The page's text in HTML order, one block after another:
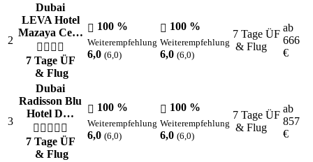
2
Dubai
LEVA Hotel
Mazaya Ce…
7 Tage ÜF
& Flug
100 %
Weiterempfehlung
6,0 (6,0)
100 %
Weiterempfehlung
6,0 (6,0)
7 Tage ÜF
& Flug
ab
666
€
3
Dubai
Radisson Blu
Hotel D…
7 Tage ÜF
& Flug
100 %
Weiterempfehlung
6,0 (6,0)
100 %
Weiterempfehlung
6,0 (6,0)
7 Tage ÜF
& Flug
ab
857
€